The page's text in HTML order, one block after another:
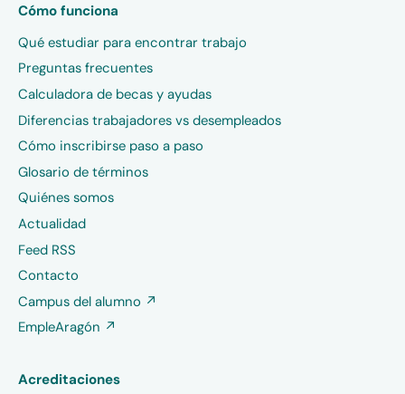
Cómo funciona
Qué estudiar para encontrar trabajo
Preguntas frecuentes
Calculadora de becas y ayudas
Diferencias trabajadores vs desempleados
Cómo inscribirse paso a paso
Glosario de términos
Quiénes somos
Actualidad
Feed RSS
Contacto
Campus del alumno ↗
EmpleAragón ↗
Acreditaciones